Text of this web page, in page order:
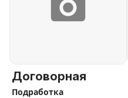
Договорная
Подработка